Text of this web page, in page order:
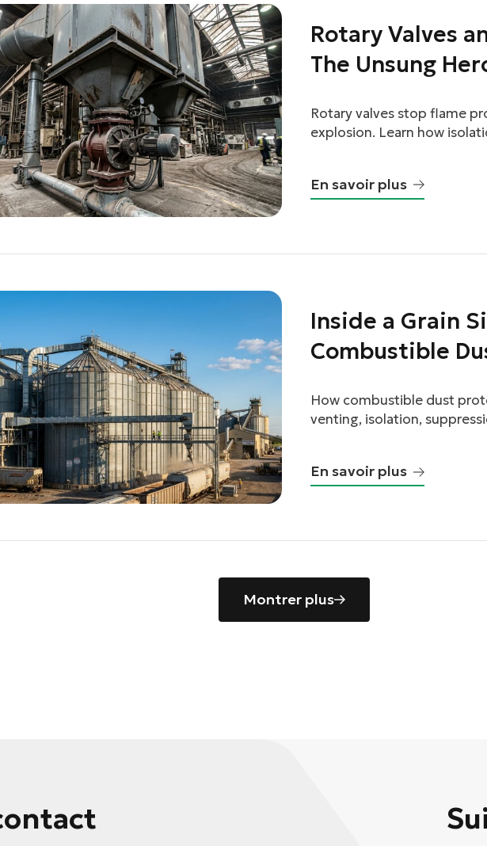
facebook
twitter
Rotary Valves
The Unsung
Rotary valves stop flame
explosion. Learn how
En savoir plus
Inside a Grain
Combustible
How combustible dust
venting, isolation,
En savoir plus
Montrer plus